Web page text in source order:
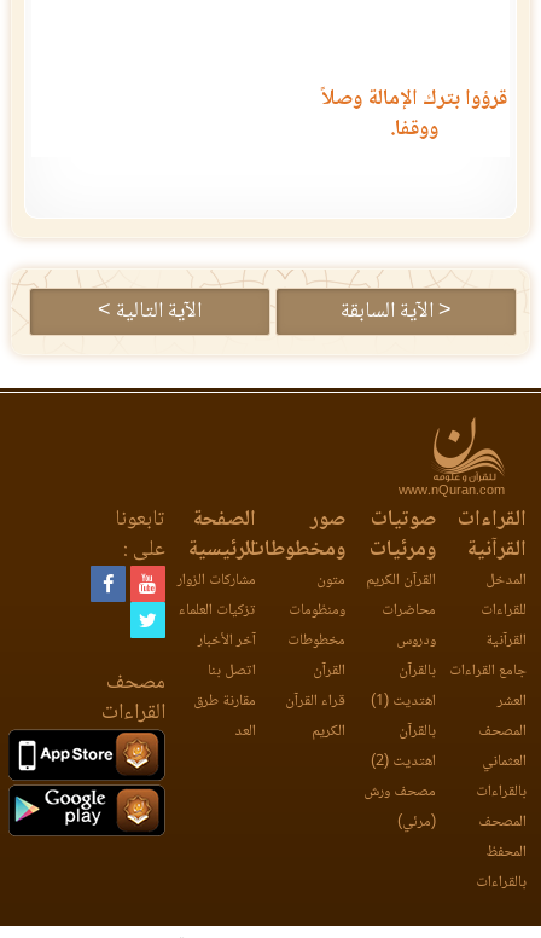
قرؤوا بترك الإمالة وصلاً
ووقفا.
< الآية السابقة الآية التالية >
www.nQuran.com
القراءات
القرآنية
المدخل
للقراءات
القرآنية
جامع القراءات
العشر
المصحف
العثماني
بالقراءات
المصحف
المحفظ
بالقراءات
صوتيات
ومرئيات
القرآن الكريم
محاضرات
ودروس
بالقرآن
اهتديت (1)
بالقرآن
اهتديت (2)
مصحف ورش
(مرئي)
صور
ومخطوطات
متون
ومنظومات
مخطوطات
القرآن
قراء القرآن
الكريم
الصفحة
الرئيسية
مشاركات الزوار
تزكيات العلماء
آخر الأخبار
اتصل بنا
مقارنة طرق
العد
تابعونا
على :
مصحف
القراءات